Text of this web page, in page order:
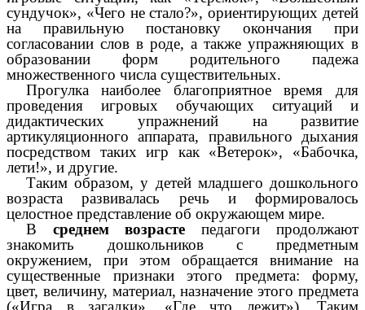
сундучок», «Чего не стало?», ориентирующих детей
на правильную постановку окончания при
согласовании слов в роде, а также упражняющих в
образовании форм родительного падежа
множественного числа существительных.
Прогулка наиболее благоприятное время для
проведения игровых обучающих ситуаций и
дидактических упражнений на развитие
артикуляционного аппарата, правильного дыхания
посредством таких игр как «Ветерок», «Бабочка,
лети!», и другие.
Таким образом, у детей младшего дошкольного
возраста развивалась речь и формировалось
целостное представление об окружающем мире.
В среднем возрасте педагоги продолжают
знакомить дошкольников с предметным
окружением, при этом обращается внимание на
существенные признаки этого предмета: форму,
цвет, величину, материал, назначение этого предмета
(«Игра в загадки», «Где что лежит»). Таким